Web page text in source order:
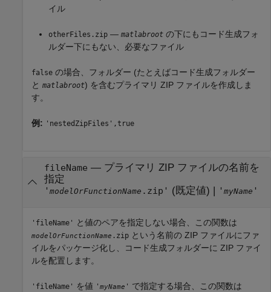
イル
otherFiles.zip — matlabroot の下にもコード生成フォ
ルダー下にもない、必要なファイル
false の場合、フォルダー (たとえばコード生成フォルダー
と matlabroot) を含むプライマリ ZIP ファイルを作成しま
す。
例: 'nestedZipFiles',true
fileName — プライマリ ZIP ファイルの名前を
指定
' modelOrFunctionName .zip' (既定値) | ' myName '
'fileName' と値のペアを指定しない場合、この関数は
modelOrFunctionName .zip という名前の ZIP ファイルにファ
イルをパッケージ化し、コード生成フォルダーに ZIP ファイ
ルを配置します。
'fileName' を値 ' myName ' で指定する場合、この関数は